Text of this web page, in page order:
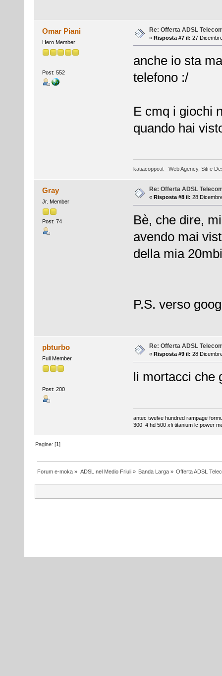
Omar Piani
Hero Member
Post: 552
Re: Offerta ADSL
« Risposta #7 il: 27
anche io sta
telefono :/
E cmq i giochi
quando hai
katiacoppo.it - Web Agency, Siti e
Gray
Jr. Member
Post: 74
Re: Offerta ADSL
« Risposta #8 il: 28
Bè, che dire,
avendo mai
della mia
P.S. verso
pbturbo
Full Member
Post: 200
Re: Offerta ADSL
« Risposta #9 il: 28
li mortacci che
antec twelve hundred rampage
300 4 hd 500 xfi titanium lc power
Pagine: [1]
Forum e-moka » ADSL nel Medio Friuli» Banda Larga» Offerta ADSL